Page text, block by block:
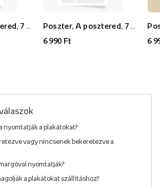
6 990 Ft
6
nyomtatják a plakátokat?
vagy nincsenek bekeretezve a
nyomtatják?
a plakátokat szállításhoz?